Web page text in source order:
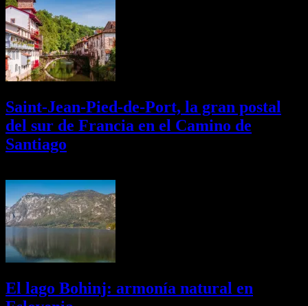
Saint-Jean-Pied-de-Port, la gran postal
del sur de Francia en el Camino de
Santiago
El lago Bohinj: armonía natural en